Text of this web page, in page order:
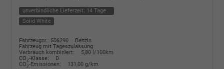
unverbindliche Lieferzeit: 14 Tage
Solid White
Fahrzeugnr.: 506290
Benzin
Fahrzeug mit Tageszulassung
Verbrauch kombiniert:
5,80 l/100km
CO2-Klasse:
D
CO2-Emissionen: 131,00 g/km